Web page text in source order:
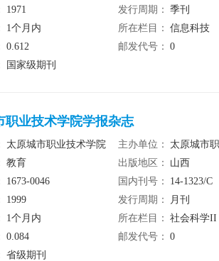
1971 发行周期： 季刊
1个月内 所在栏目： 信息科技
0.612 邮发代号： 0
国家级期刊
职业技术学院学报杂志
太原城市职业技术学院 主办单位：
太原城市
教育 出版地区：
山西
1673-0046 国内刊号：
14-1323/C
1999 发行周期：
月刊
1个月内 所在栏目： 社会科学II
0.084 邮发代号： 0
省级期刊